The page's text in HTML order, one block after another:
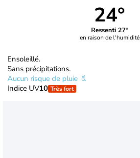
24°
Ressenti 27°
en raison de l'humidité
Ensoleillé.
Sans précipitations.
Aucun risque de pluie
Indice UV10 Très fort